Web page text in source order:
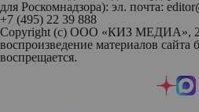
для Роскомнадзора): эл. почта:
+7 (495) 22 39 888
Copyright (с) ООО «КИЗ МЕДИА»,
воспроизведение материалов сайта
воспрещается.